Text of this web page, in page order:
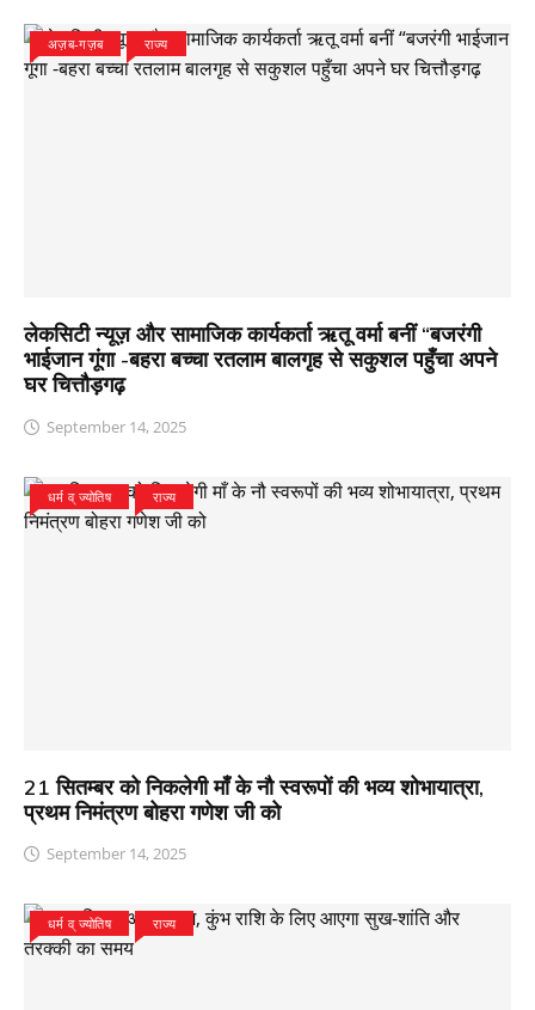
अज़ब-गज़ब राज्य
लेकसिटी न्यूज़ और सामाजिक कार्यकर्ता ऋतू वर्मा बनीं “बजरंगी
भाईजान गूंगा -बहरा बच्चा रतलाम बालगृह से सकुशल पहुँचा अपने
घर चित्तौड़गढ़
September 14, 2025
धर्म व् ज्योतिष राज्य
21 सितम्बर को निकलेगी माँ के नौ स्वरूपों की भव्य शोभायात्रा,
प्रथम निमंत्रण बोहरा गणेश जी को
September 14, 2025
धर्म व् ज्योतिष राज्य